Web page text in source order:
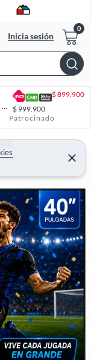
Inicia sesión
Televisor Hisense | 43 Pulgadas | Hi-QLED 4K | 43Q6QV
$899.900
$ 999.900
Patrocinado
C
e
r
a
TV